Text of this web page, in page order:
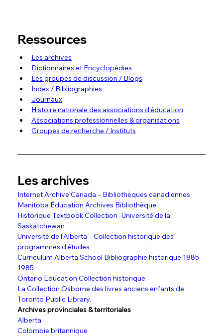
Ressources
Les archives
Dictionnaires et Encyclopédies
Les groupes de discussion / Blogs
Index / Bibliographies
Journaux
Histoire nationale des associations d’éducation
Associations professionnelles & organisations
Groupes de recherche / Instituts
Les archives
Internet Archive Canada – Bibliothèques canadiennes
Manitoba Éducation Archives Bibliothèque
Historique Textbook Collection -Université de la
Saskatchewan
Université de l’Alberta – Collection historique des
programmes d’études
Curriculum Alberta School Bibliographie historique 1885-
1985
Ontario Education Collection historique
La Collection Osborne des livres anciens enfants de
Toronto Public Library.
Archives provinciales & territoriales
Alberta
Colombie britannique